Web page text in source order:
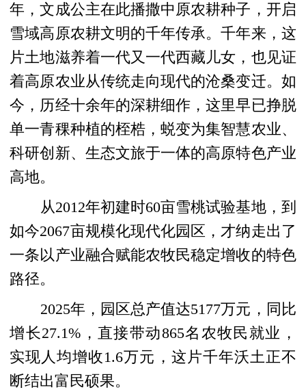
年，文成公主在此播撒中原农耕种子，开启
雪域高原农耕文明的千年传承。千年来，这
片土地滋养着一代又一代西藏儿女，也见证
着高原农业从传统走向现代的沧桑变迁。如
今，历经十余年的深耕细作，这里早已挣脱
单一青稞种植的桎梏，蜕变为集智慧农业、
科研创新、生态文旅于一体的高原特色产业
高地。
从2012年初建时60亩雪桃试验基地，到
如今2067亩规模化现代化园区，才纳走出了
一条以产业融合赋能农牧民稳定增收的特色
路径。
2025年，园区总产值达5177万元，同比
增长27.1%，直接带动865名农牧民就业，
实现人均增收1.6万元，这片千年沃土正不
断结出富民硕果。